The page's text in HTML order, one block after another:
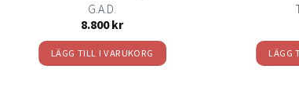
G.A.D.
8.800kr
LÄGG TILL I VARUKORG LÄGG